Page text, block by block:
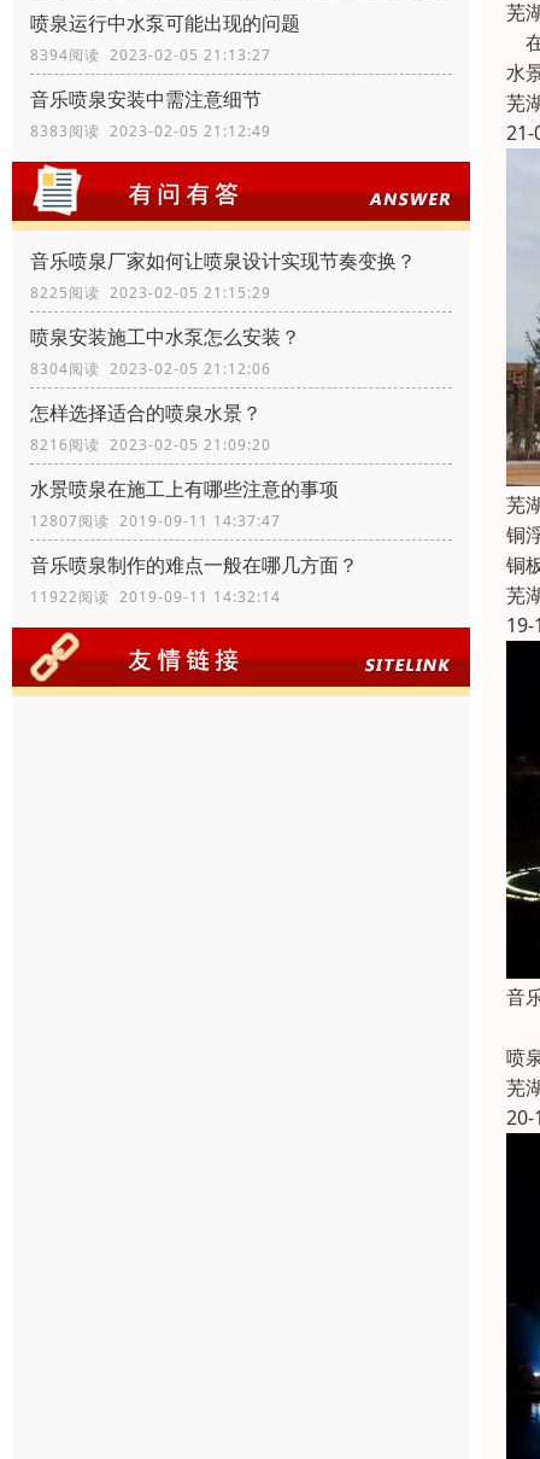
喷泉运行中水泵可能出现的问题
8394阅读 2023-02-05 21:13:27
音乐喷泉安装中需注意细节
8383阅读 2023-02-05 21:12:49
音乐喷泉厂家如何让喷泉设计实现节奏变换？
8225阅读 2023-02-05 21:15:29
喷泉安装施工中水泵怎么安装？
8304阅读 2023-02-05 21:12:06
怎样选择适合的喷泉水景？
8216阅读 2023-02-05 21:09:20
水景喷泉在施工上有哪些注意的事项
12807阅读 2019-09-11 14:37:47
音乐喷泉制作的难点一般在哪几方面？
11922阅读 2019-09-11 14:32:14
芜
水
芜
21-
芜
铜
铜
芜
19-
音
喷
芜
20-